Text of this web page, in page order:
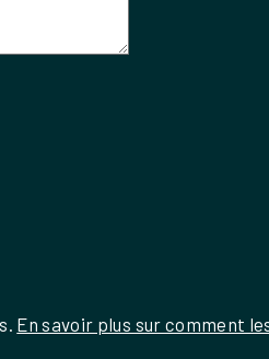
En savoir plus sur comment